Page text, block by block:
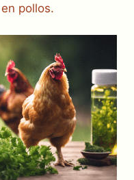
pollos.